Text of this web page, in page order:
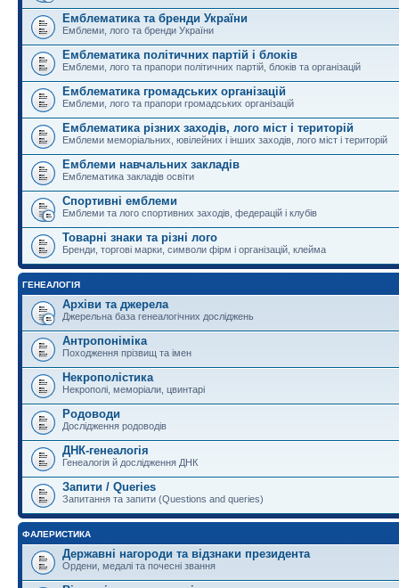
Емблематика та бренди України
Емблеми, лого та бренди України
Емблематика політичних партій і блоків
Емблеми, лого та прапори політичних партій, блоків та організацій
Емблематика громадських організацій
Емблеми, лого та прапори громадських організацій
Емблематика різних заходів, лого міст і територій
Емблеми меморіальних, ювілейних і інших заходів, лого міст і територій
Емблеми навчальних закладів
Емблематика закладів освіти
Спортивні емблеми
Емблеми та лого спортивних заходів, федерацій і клубів
Товарні знаки та різні лого
Бренди, торгові марки, символи фірм і організацій, клейма
ГЕНЕАЛОГІЯ
Архіви та джерела
Джерельна база генеалогічних досліджень
Антропоніміка
Походження прізвищ та імен
Некрополістика
Некрополі, меморіали, цвинтарі
Родоводи
Дослідження родоводів
ДНК-генеалогія
Генеалогія й дослідження ДНК
Запити / Queries
Запитання та запити (Questions and queries)
ФАЛЕРИСТИКА
Державні нагороди та відзнаки президента
Ордени, медалі та почесні звання